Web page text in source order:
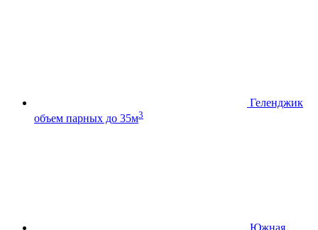
Геленджик
объем парных до 35м3
Южная